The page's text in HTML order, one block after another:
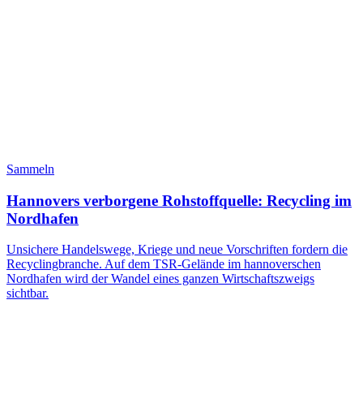
Sammeln
Hannovers verborgene Rohstoffquelle: Recycling im
Nordhafen
Unsichere Handelswege, Kriege und neue Vorschriften fordern die
Recyclingbranche. Auf dem TSR-Gelände im hannoverschen
Nordhafen wird der Wandel eines ganzen Wirtschaftszweigs
sichtbar.